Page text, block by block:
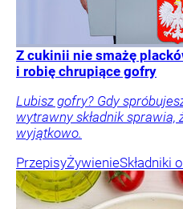
Z cukinii nie smażę
i robię chrupiące gofry
Lubisz gofry? Gdy
wytrawny składnik sprawia,
wyjątkowo.
PrzepisyŻywienieSkładniki